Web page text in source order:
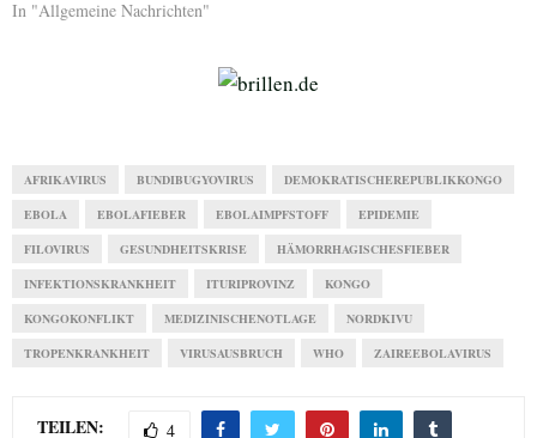
In "Allgemeine Nachrichten"
AFRIKAVIRUS BUNDIBUGYOVIRUS DEMOKRATISCHEREPUBLIKKONGO
EBOLA EBOLAFIEBER EBOLAIMPFSTOFF EPIDEMIE
FILOVIRUS GESUNDHEITSKRISE HÄMORRHAGISCHESFIEBER
INFEKTIONSKRANKHEIT ITURIPROVINZ KONGO
KONGOKONFLIKT MEDIZINISCHENOTLAGE NORDKIVU
TROPENKRANKHEIT VIRUSAUSBRUCH WHO ZAIREEBOLAVIRUS
TEILEN: 4